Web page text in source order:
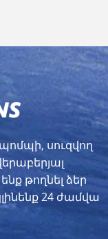
սուզվող
թողնել ձեր
24 ժամվա